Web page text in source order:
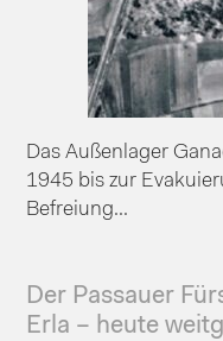
Das Außenlager
1945 bis zur
Befreiung...
Der Passauer
Erla – heute